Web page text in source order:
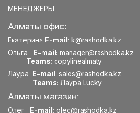
МЕНЕДЖЕРЫ
Алматы офис:
Екатерина E-mail: k@rashodka.kz
Ольга E-mail: manager@rashodka.kz
Teams: copylinealmaty
Лаура E-mail: sales@rashodka.kz
Teams: Лаура Lucky
Алматы магазин:
Олег E-mail: oleg@rashodka.kz